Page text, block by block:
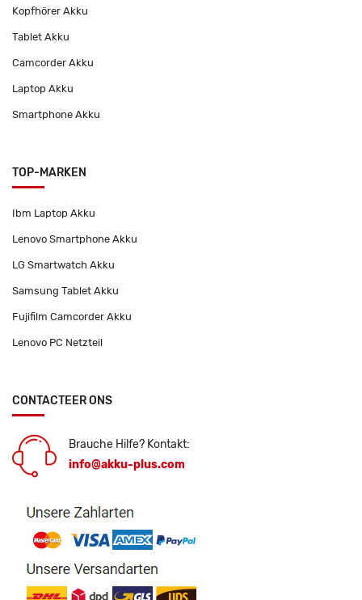
Kopfhörer Akku
Tablet Akku
Camcorder Akku
Laptop Akku
Smartphone Akku
TOP-MARKEN
Ibm Laptop Akku
Lenovo Smartphone Akku
LG Smartwatch Akku
Samsung Tablet Akku
Fujifilm Camcorder Akku
Lenovo PC Netzteil
CONTACTEER ONS
Brauche Hilfe? Kontakt:
info@akku-plus.com